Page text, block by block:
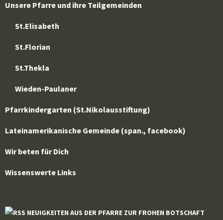
Unsere Pfarre und ihre Teilgemeinden
St.Elisabeth
St.Florian
St.Thekla
Wieden-Paulaner
Pfarrkindergarten (St.Nikolausstiftung)
Lateinamerikanische Gemeinde (span., facebook)
Wir beten für Dich
Wissenswerte Links
NEUIGKEITEN AUS DER PFARRE ZUR FROHEN BOTSCHAFT